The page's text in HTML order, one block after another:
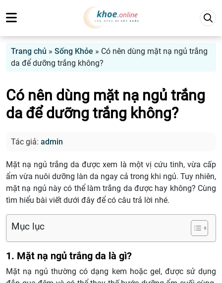
Trang chủ » Sống Khỏe » Có nên dùng mặt nạ ngủ trắng
da để dưỡng trắng không?
Có nên dùng mặt nạ ngủ trắng
da để dưỡng trắng không?
Tác giả: admin
Mặt nạ ngủ trắng da được xem là một vị cứu tinh, vừa cấp
ẩm vừa nuôi dưỡng làn da ngay cả trong khi ngủ. Tuy nhiên,
mặt nạ ngủ này có thể làm trắng da được hay không? Cùng
tìm hiểu bài viết dưới đây để có câu trả lời nhé.
Mục lục
1. Mặt nạ ngủ trắng da là gì?
Mặt nạ ngủ thường có dạng kem hoặc gel, được sử dụng